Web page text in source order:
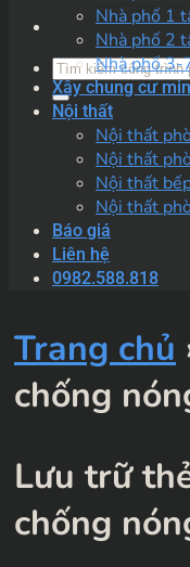
Nhà phố 1
Nhà phố 2
Nhà phố 3-
Xây chung cư
Nội thất
Nội thất
Nội thất
Nội thất
Nội thất
Báo giá
Liên hệ
0982.588.818
Trang chủ
chống
Lưu trữ
chống